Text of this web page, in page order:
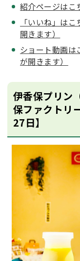
紹介ページはこ
「いいね」は
開きます）
ショート動画は
が開きます）
伊香保プリン
保ファクトリ
27日】